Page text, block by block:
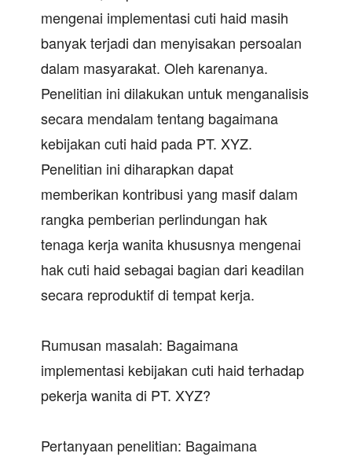
mengenai implementasi cuti haid masih
banyak terjadi dan menyisakan persoalan
dalam masyarakat. Oleh karenanya.
Penelitian ini dilakukan untuk menganalisis
secara mendalam tentang bagaimana
kebijakan cuti haid pada PT. XYZ.
Penelitian ini diharapkan dapat
memberikan kontribusi yang masif dalam
rangka pemberian perlindungan hak
tenaga kerja wanita khususnya mengenai
hak cuti haid sebagai bagian dari keadilan
secara reproduktif di tempat kerja.
Rumusan masalah: Bagaimana
implementasi kebijakan cuti haid terhadap
pekerja wanita di PT. XYZ?
Pertanyaan penelitian: Bagaimana